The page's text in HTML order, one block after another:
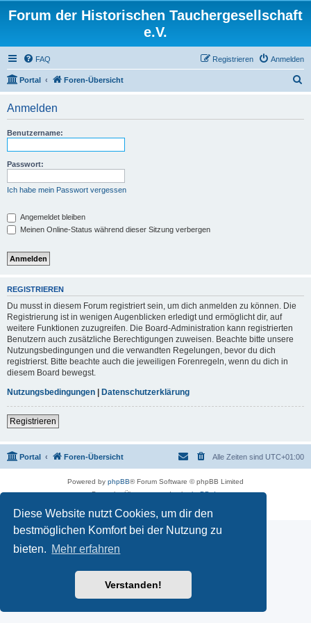
Diese Website nutzt Cookies, um dir den
bestmöglichen Komfort bei der Nutzung zu
bieten. Mehr erfahren
Verstanden!
Forum der Historischen Tauchergesellschaft
e.V.
FAQ Anmelden
Registrieren
Portal Foren-Übersicht
Anmelden
Benutzername:
Passwort:
Ich habe mein Passwort vergessen
Angemeldet bleiben
Meinen Online-Status während dieser Sitzung verbergen
REGISTRIEREN
Du musst in diesem Forum registriert sein, um dich anmelden zu können. Die
Registrierung ist in wenigen Augenblicken erledigt und ermöglicht dir, auf
weitere Funktionen zuzugreifen. Die Board-Administration kann registrierten
Benutzern auch zusätzliche Berechtigungen zuweisen. Beachte bitte unsere
Nutzungsbedingungen und die verwandten Regelungen, bevor du dich
registrierst. Bitte beachte auch die jeweiligen Forenregeln, wenn du dich in
diesem Board bewegst.
Nutzungsbedingungen | Datenschutzerklärung
Registrieren
Portal Foren-Übersicht Alle Zeiten sind UTC+01:00
Powered by phpBB® Forum Software © phpBB Limited
Deutsche Übersetzung durchphpBB.de